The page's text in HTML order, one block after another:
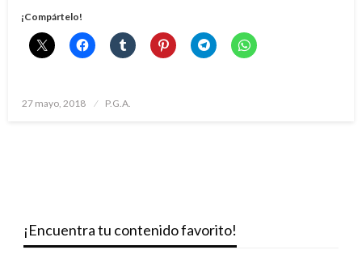
¡Compártelo!
Publicado
27 mayo, 2018 P.G.A.
¡Encuentra tu contenido favorito!